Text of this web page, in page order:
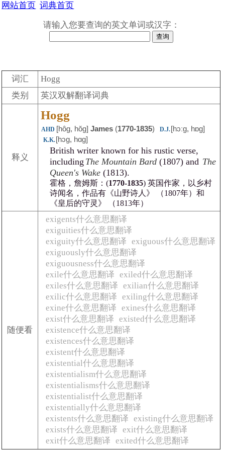
网站首页 词典首页
请输入您要查询的英文单词或汉字：
词汇
Hogg
类别
英汉双解翻译词典
释义
Hogg
AHD [hôg, hŏg]James (1770-1835) D.J.[hɔːg, hɒg]
K.K.[hɔg, hɑg]
British writer known for his rustic verse,
including The Mountain Bard(1807) and The
Queen's Wake(1813).
霍格，詹姆斯：(1770-1835) 英国作家，以乡村
诗闻名，作品有《山野诗人》 （1807年）和
《皇后的守灵》 （1813年）
随便看
exigents什么意思翻译
exiguities什么意思翻译
exiguity什么意思翻译 exiguous什么意思翻译
exiguously什么意思翻译
exiguousness什么意思翻译
exile什么意思翻译 exiled什么意思翻译
exiles什么意思翻译 exilian什么意思翻译
exilic什么意思翻译 exiling什么意思翻译
exine什么意思翻译 exines什么意思翻译
exist什么意思翻译 existed什么意思翻译
existence什么意思翻译
existences什么意思翻译
existent什么意思翻译
existential什么意思翻译
existentialism什么意思翻译
existentialisms什么意思翻译
existentialist什么意思翻译
existentially什么意思翻译
existents什么意思翻译 existing什么意思翻译
exists什么意思翻译 exit什么意思翻译
exit什么意思翻译 exited什么意思翻译